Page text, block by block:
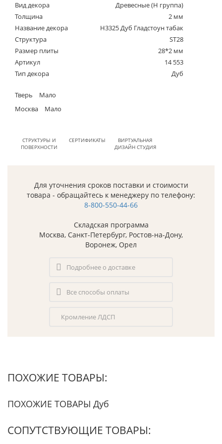
Вид декора
Древесные (Н группа)
Толщина
2 мм
Название декора
H3325 Дуб Гладстоун табак
Структура
ST28
Размер плиты
28*2 мм
Артикул
14 553
Тип декора
Дуб
Тверь
Мало
Москва
Мало
СТРУКТУРЫ И
ПОВЕРХНОСТИ
СЕРТИФИКАТЫ
ВИРТУАЛЬНАЯ
ДИЗАЙН СТУДИЯ
Для уточнения сроков поставки и стоимости
товара - обращайтесь к менеджеру по телефону:
8-800-550-44-66
Складская программа
Москва, Санкт-Петербург, Ростов-на-Дону,
Воронеж, Орел
Подробнее о доставке
Все способы оплаты
Кромление ЛДСП
ПОХОЖИЕ ТОВАРЫ:
ПОХОЖИЕ ТОВАРЫ Дуб
СОПУТСТВУЮЩИЕ ТОВАРЫ: